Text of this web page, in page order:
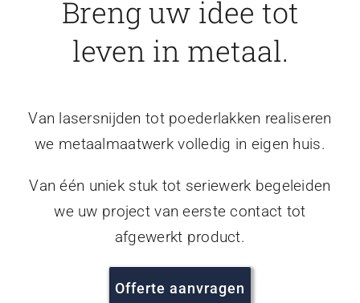
Breng uw idee tot
leven in metaal.
Van lasersnijden tot poederlakken realiseren
we metaalmaatwerk volledig in eigen huis.
Van één uniek stuk tot seriewerk begeleiden
we uw project van eerste contact tot
afgewerkt product.
Offerte aanvragen